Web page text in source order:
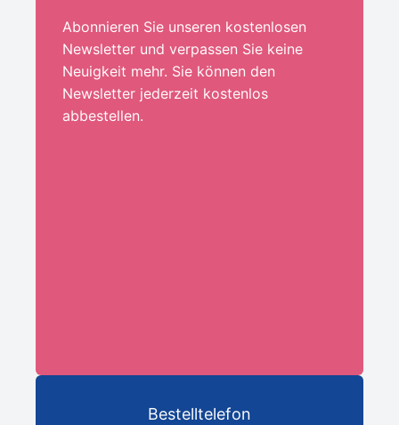
Abonnieren Sie unseren kostenlosen
Newsletter und verpassen Sie keine
Neuigkeit mehr. Sie können den
Newsletter jederzeit kostenlos
abbestellen.
Bestelltelefon